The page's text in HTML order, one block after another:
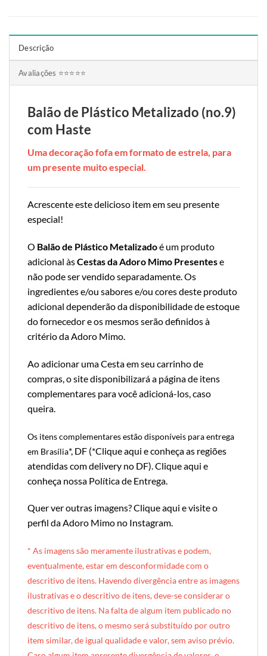
Descrição
Avaliações ⭐⭐⭐⭐⭐
Balão de Plástico Metalizado (no.9)
com Haste
Uma decoração fofa em formato de estrela, para
um presente muito especial.
Acrescente este delicioso item em seu presente
especial!
O Balão de Plástico Metalizadoé um produto
adicional àsCestas da Adoro Mimo Presentese
não pode ser vendido separadamente. Os
ingredientes e/ou sabores e/ou cores deste produto
adicional dependerão da disponibilidade de estoque
do fornecedor e os mesmos serão definidos à
critério da Adoro Mimo.
Ao adicionar uma Cesta em seu carrinho de
compras, o site disponibilizará a página de itens
complementares para você adicioná-los, caso
queira.
Os itens complementares estão disponíveis para entrega
em Brasília*, DF (*Clique aqui e conheça as regiões
atendidas com delivery no DF). Clique aqui e
conheça nossa Política de Entrega
Quer ver outras imagens?Clique aqui e visite o
perfil da Adoro Mimo no Instagram.
* As imagens são meramente ilustrativas e podem,
eventualmente, estar em desconformidade com o
descritivo de itens. Havendo divergência entre as imagens
ilustrativas e o descritivo de itens, deve-se considerar o
descritivo de itens. Na falta de algum item publicado no
descritivo de itens, o mesmo será substituído por outro
item similar, de igual qualidade e valor, sem aviso prévio.